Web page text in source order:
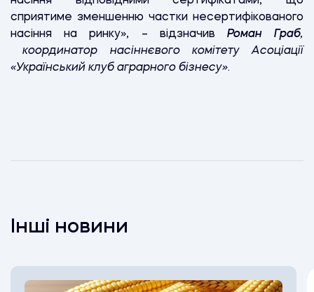
сприятиме зменшенню частки несертифікованого
насіння на ринку», – відзначив Роман Граб,
координатор насіннєвого комітету Асоціації
«Український клуб аграрного бізнесу».
Інші новини